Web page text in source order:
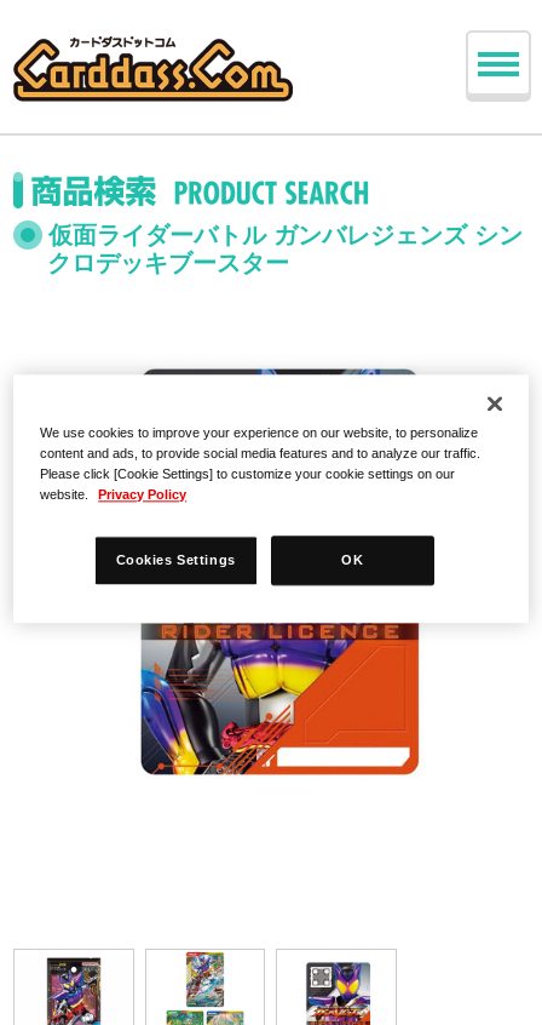
仮面ライダーバトル ガンバレジェンズ シン
クロデッキブースター
We use cookies to improve your experience on our website, to personalize
content and ads, to provide social media features and to analyze our traffic.
Please click [Cookie Settings] to customize your cookie settings on our
website.
Privacy Policy
Cookies Settings OK